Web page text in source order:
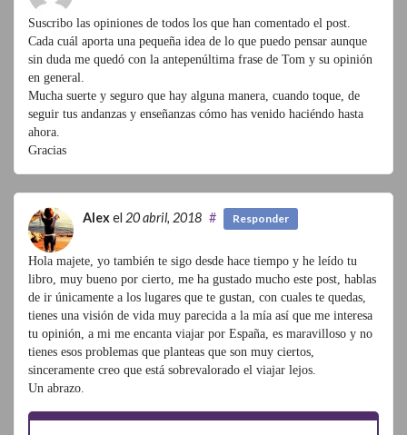
Suscribo las opiniones de todos los que han comentado el post.
Cada cuál aporta una pequeña idea de lo que puedo pensar aunque
sin duda me quedó con la antepenúltima frase de Tom y su opinión
en general.
Mucha suerte y seguro que hay alguna manera, cuando toque, de
seguir tus andanzas y enseñanzas cómo has venido haciéndo hasta
ahora.
Gracias
Alexel 20 abril, 2018 # Responder
Hola majete, yo también te sigo desde hace tiempo y he leído tu
libro, muy bueno por cierto, me ha gustado mucho este post, hablas
de ir únicamente a los lugares que te gustan, con cuales te quedas,
tienes una visión de vida muy parecida a la mía así que me interesa
tu opinión, a mi me encanta viajar por España, es maravilloso y no
tienes esos problemas que planteas que son muy ciertos,
sinceramente creo que está sobrevalorado el viajar lejos.
Un abrazo.